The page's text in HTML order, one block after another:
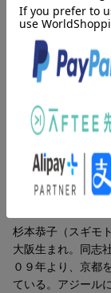
第二章 山と人の
第三章 関係性を
第四章 神山の人
第五章 「食べる
第六章 育てるで
おわりに──一人ひ
みたくなる。
目次（「
第一章 川を背骨
／第三章 関係性
受け入れられて
章 育てるではな
となる場所
著者情報（「
杉本恭子（スギモ
大阪生まれ。同志
０９年より、京都
ている。アジール